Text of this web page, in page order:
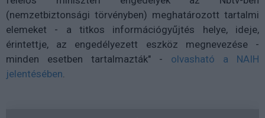
(nemzetbiztonsági törvényben) meghatározott tartalmi
elemeket - a titkos információgyűjtés helye, ideje,
érintettje, az engedélyezett eszköz megnevezése -
minden esetben tartalmazták" - olvasható a NAIH
jelentésében.